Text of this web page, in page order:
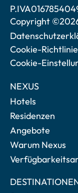
Copyright
Cookie-Richtlinie
Cookie-
NEXUS
Hotels
Residenzen
Angebote
Warum Nexus